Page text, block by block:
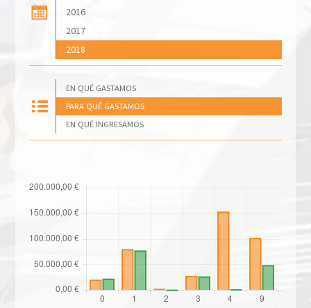
2016
2017
2018
EN QUÉ GASTAMOS
PARA QUÉ GASTAMOS
EN QUÉ INGRESAMOS